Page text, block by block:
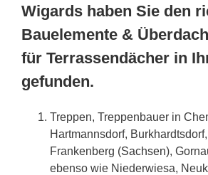
Wigards haben Sie den
Bauelemente &
für Terrassendächer in
gefunden.
Treppen, Treppenbauer in
Hartmannsdorf,
Frankenberg (Sachsen),
ebenso wie Niederwiesa,